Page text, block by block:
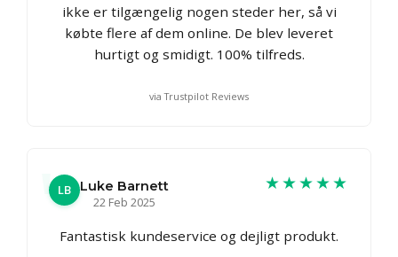
ikke er tilgængelig nogen steder her, så vi
købte flere af dem online. De blev leveret
hurtigt og smidigt. 100% tilfreds.
via Trustpilot Reviews
LB
Luke Barnett
22 Feb 2025
★★★★★
Fantastisk kundeservice og dejligt produkt.